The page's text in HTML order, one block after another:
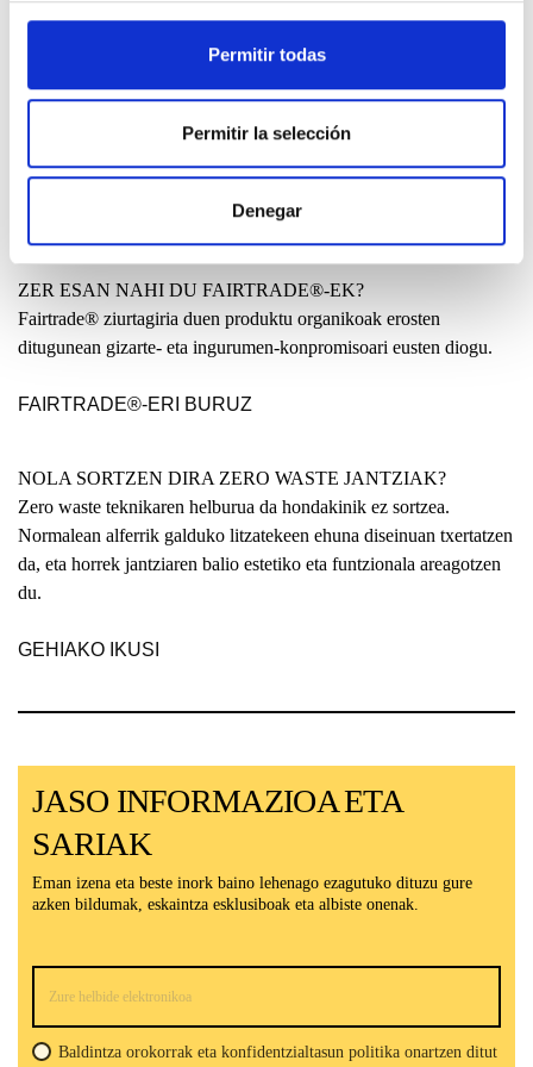
Permitir todas
Permitir la selección
Denegar
Lagun askok galdetzen digute zergatik ez dugu gure jantziak
maila lokalean egiten, hasieratik bukaeraraino. Zergatik ekoizten
ZER ESAN NAHI DU FAIRTRADE®-EK?
Fairtrade® ziurtagiria duen produktu organikoak erosten
ditugunean gizarte- eta ingurumen-konpromisoari eusten diogu.
FAIRTRADE®-ERI BURUZ
NOLA SORTZEN DIRA ZERO WASTE JANTZIAK?
Zero waste teknikaren helburua da hondakinik ez sortzea.
Normalean alferrik galduko litzatekeen ehuna diseinuan txertatzen
da, eta horrek jantziaren balio estetiko eta funtzionala areagotzen
du.
GEHIAKO IKUSI
JASO INFORMAZIOA ETA
SARIAK
Eman izena eta beste inork baino lehenago ezagutuko dituzu gure
azken bildumak, eskaintza esklusiboak eta albiste onenak.
Baldintza orokorrak eta konfidentzialtasun politika onartzen ditut